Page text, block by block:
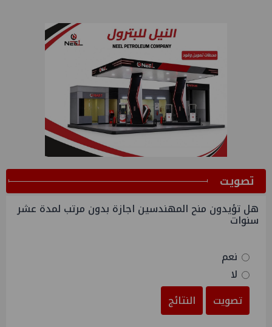
ﺗﺼﻮﻳﺖ
هل تؤيدون منح المهندسين اجازة بدون مرتب لمدة عشر
سنوات
نعم
لا
تصويت
النتائج